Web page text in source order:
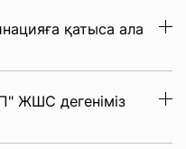
қатыса ала
ЖШС дегеніміз